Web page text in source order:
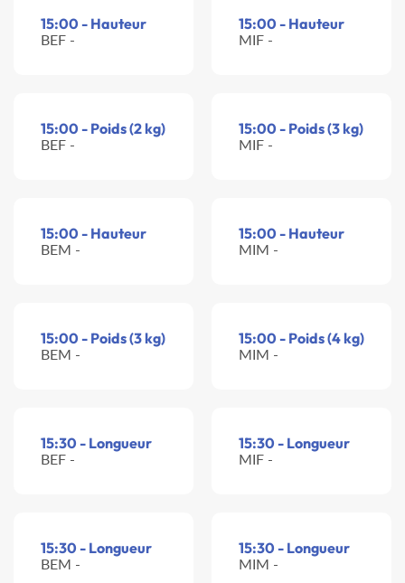
15:00 - Hauteur
BEF -
15:00 - Hauteur
MIF -
15:00 - Poids (2 kg)
BEF -
15:00 - Poids (3 kg)
MIF -
15:00 - Hauteur
BEM -
15:00 - Hauteur
MIM -
15:00 - Poids (3 kg)
BEM -
15:00 - Poids (4 kg)
MIM -
15:30 - Longueur
BEF -
15:30 - Longueur
MIF -
15:30 - Longueur
BEM -
15:30 - Longueur
MIM -